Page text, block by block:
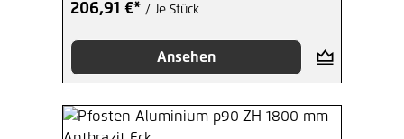
206,91 €* / Je Stück
Ansehen